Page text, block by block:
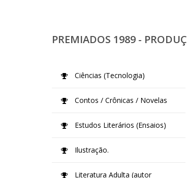
PREMIADOS 1989 -
Ciências (Tecnologia)
Contos / Crônicas / Novelas
Estudos Literários (Ensaios)
Ilustração.
Literatura Adulta (autor